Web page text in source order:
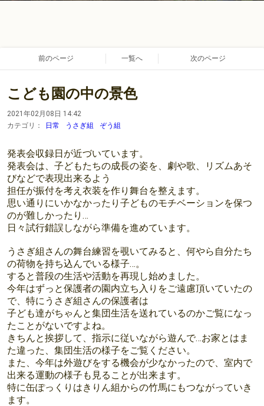
前のページ 一覧へ 次のページ
こども園の中の景色
2021年02月08日 14:42
カテゴリ：
日常 うさぎ組 ぞう組
発表会収録日が近づいています。
発表会は、子どもたちの成長の姿を、劇や歌、リズムあそ
びなどで表現出来るよう
担任が振付を考え衣装を作り舞台を整えます。
思い通りにいかなかったり子どものモチベーションを保つ
のが難しかったり…
日々試行錯誤しながら準備を進めています。
うさぎ組さんの舞台練習を覗いてみると、何やら自分たち
の荷物を持ち込んでいる様子…。
すると普段の生活や活動を再現し始めました。
今年はずっと保護者の園内立ち入りをご遠慮頂いていたの
で、特にうさぎ組さんの保護者は
子ども達がちゃんと集団生活を送れているのかご覧になっ
たことがないですよね。
きちんと挨拶して、指示に従いながら遊んで…お家とはま
た違った、集団生活の様子をご覧ください。
また、今年は外遊びをする機会が少なかったので、室内で
出来る運動の様子も見ることが出来ます。
特に缶ぽっくりはきりん組からの竹馬にもつながっていき
ます。